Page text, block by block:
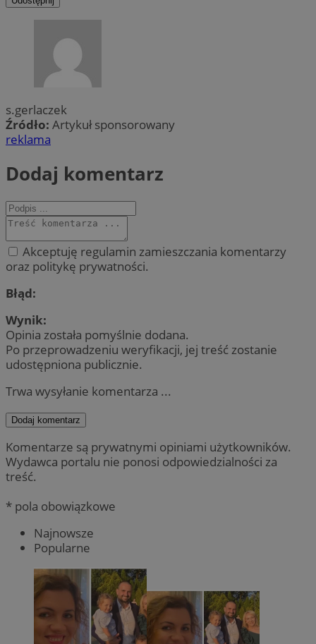
s.gerlaczek
Źródło: Artykuł sponsorowany
reklama
Dodaj komentarz
Akceptuję regulamin zamieszczania komentarzy
oraz politykę prywatności.
Błąd:
Wynik:
Opinia została pomyślnie dodana.
Po przeprowadzeniu weryfikacji, jej treść zostanie
udostępniona publicznie.
Trwa wysyłanie komentarza ...
Dodaj komentarz
Komentarze są prywatnymi opiniami użytkowników.
Wydawca portalu nie ponosi odpowiedzialności za
treść.
* pola obowiązkowe
Najnowsze
Popularne